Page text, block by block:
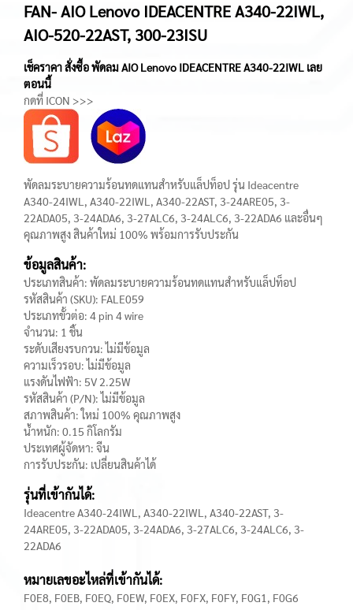
FAN- AIO Lenovo IDEACENTRE A340-22IWL,
AIO-520-22AST, 300-23ISU
เช็คราคา สั่งซื้อ พัดลม AIO Lenovo IDEACENTRE A340-22IWL เลย
ตอนนี้
กดที่ ICON >>>
พัดลมระบายความร้อนทดแทนสำหรับแล็ปท็อป รุ่น Ideacentre
A340-24IWL, A340-22IWL, A340-22AST, 3-24ARE05, 3-
22ADA05, 3-24ADA6, 3-27ALC6, 3-24ALC6, 3-22ADA6 และอื่นๆ
คุณภาพสูง สินค้าใหม่ 100% พร้อมการรับประกัน
ข้อมูลสินค้า:
ประเภทสินค้า: พัดลมระบายความร้อนทดแทนสำหรับแล็ปท็อป
รหัสสินค้า (SKU): FALE059
ประเภทขั้วต่อ: 4 pin 4 wire
จำนวน: 1 ชิ้น
ระดับเสียงรบกวน: ไม่มีข้อมูล
ความเร็วรอบ: ไม่มีข้อมูล
แรงดันไฟฟ้า: 5V 2.25W
รหัสสินค้า (P/N): ไม่มีข้อมูล
สภาพสินค้า: ใหม่ 100% คุณภาพสูง
น้ำหนัก: 0.15 กิโลกรัม
ประเทศผู้จัดหา: จีน
การรับประกัน: เปลี่ยนสินค้าได้
รุ่นที่เข้ากันได้:
Ideacentre A340-24IWL, A340-22IWL, A340-22AST, 3-
24ARE05, 3-22ADA05, 3-24ADA6, 3-27ALC6, 3-24ALC6, 3-
22ADA6
หมายเลขอะไหล่ที่เข้ากันได้:
F0E8, F0EB, F0EQ, F0EW, F0EX, F0FX, F0FY, F0G1, F0G6